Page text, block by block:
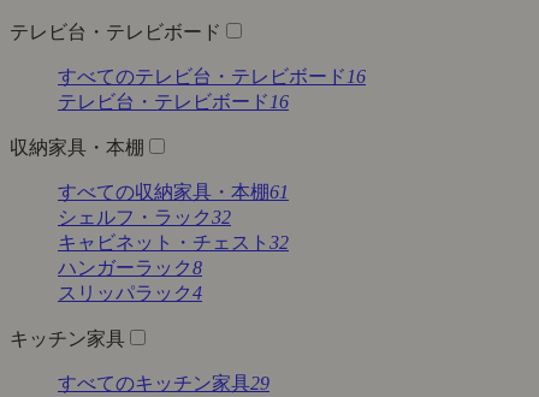
テレビ台・テレビボード
すべてのテレビ台・テレビボード 16
テレビ台・テレビボード 16
収納家具・本棚
すべての収納家具・本棚61
シェルフ・ラック32
キャビネット・チェスト 32
ハンガーラック8
スリッパラック4
キッチン家具
すべてのキッチン家具29